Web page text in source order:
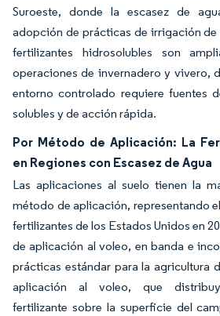
Suroeste, donde la escasez de
adopción de prácticas de irrigación de
fertilizantes hidrosolubles son
operaciones de invernadero y vivero,
entorno controlado requiere fuentes
solubles y de acción rápida.
Por Método de Aplicación: La
en Regiones con Escasez de Agua
Las aplicaciones al suelo tienen la
método de aplicación, representando
fertilizantes de los Estados Unidos en
de aplicación al voleo, en banda e
prácticas estándar para la agricultura
aplicación al voleo, que
fertilizante sobre la superficie del